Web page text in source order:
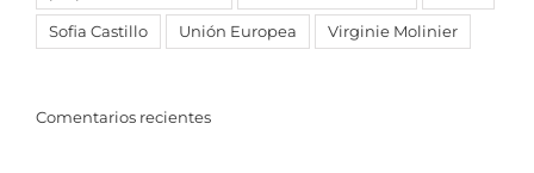
Sofia Castillo Unión Europea Virginie Molinier
Comentarios recientes